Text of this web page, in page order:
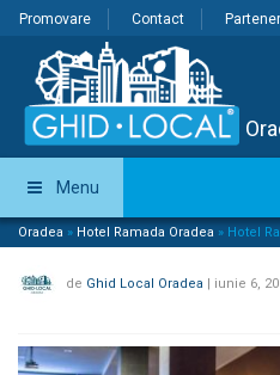
Promovare Contact
Menu
Oradea » Hotel Ramada Oradea » Hotel
de Ghid Local Oradea | iunie 6,